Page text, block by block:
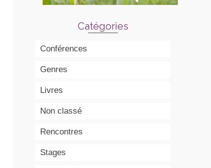
Catégories
Conférences
Genres
Livres
Non classé
Rencontres
Stages